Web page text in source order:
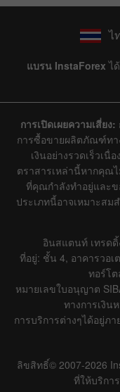
ไ
แบรน InstaForex ไ
การเปิดเผยความเสี่ยง:
การซื้อขายผลิตภัณฑ์ทา
เงินอย่างรวดเร็วเนื่
ตราสารเหล่านี้หากคุณ
ที่คุณกำลังทำอยู่และข
ประเภทนี้อาจเหมาะส
อินสแตนท์ เทรดดิ้
ที่อยู่: ชั้น 4, อาคารวอเ
ทอร์โต
หมายเลขใบอนุญาต
ทางการเงิน
การบริการต่างๆได้อยู่ภ
ลิขสิทธิ์© 2007-2026
ที่ให้บริกา